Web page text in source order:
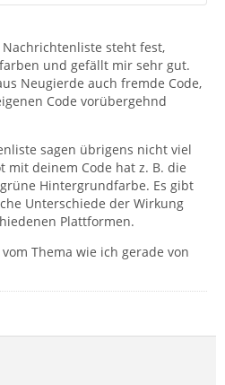
steht fest,
und gefällt mir sehr gut.
Neugierde auch fremde Code,
Code vorübergehnd
sagen übrigens nicht viel
mit deinem Code hat z. B. die
Hintergrundfarbe. Es gibt
Unterschiede der Wirkung
Plattformen.
Thema wie ich gerade von